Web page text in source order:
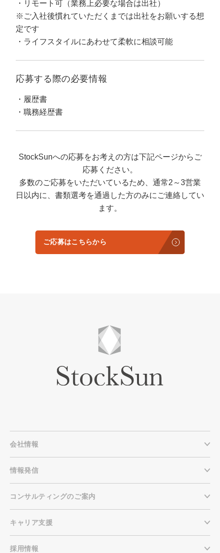
リモート可（業務上必要な場合は出社）
※ご入社後慣れていただくまでは出社をお願いする想
定です
ライフスタイルにあわせて柔軟に相談可能
応募する際の必要情報
履歴書
職務経歴書
StockSunへの応募をお考えの方は下記ページからご
応募ください。
多数のご応募をいただいているため、通常2～3営業
日以内に、書類選考を通過した方のみにご連絡してい
ます。
ご応募はこちらから
会社情報
情報発信
コンサルティングのご案内
キャリア支援
採用情報